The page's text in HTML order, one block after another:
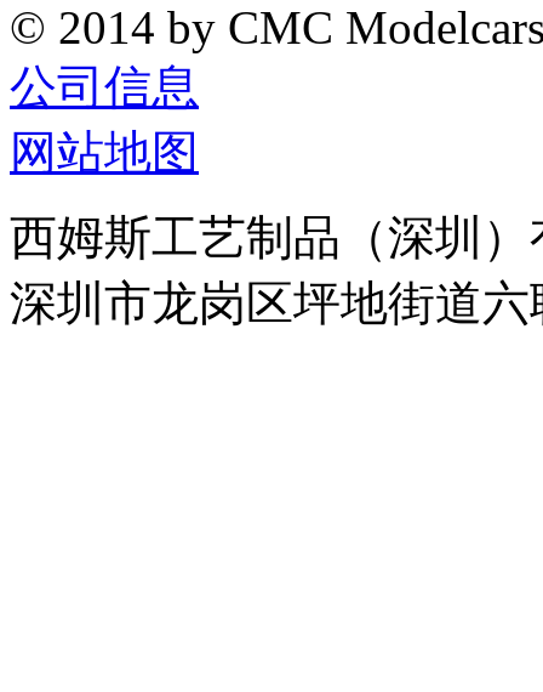
© 2014 by CMC
公司信息
网站地图
西姆斯工艺制品（深圳
深圳市龙岗区坪地街道